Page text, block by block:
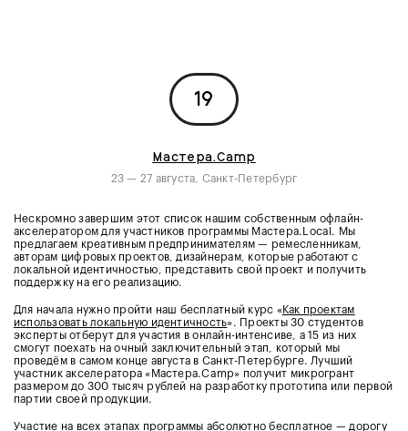
19
Мастера.Camp
23 — 27 августа, Санкт-Петербург
Нескромно завершим этот список нашим собственным офлайн-
акселератором для участников программы Мастера.Local. Мы
предлагаем креативным предпринимателям — ремесленникам,
авторам цифровых проектов, дизайнерам, которые работают с
локальной идентичностью, представить свой проект и получить
поддержку на его реализацию.
Для начала нужно пройти наш бесплатный курс «Как проектам
использовать локальную идентичность». Проекты 30 студентов
эксперты отберут для участия в онлайн-интенсиве, а 15 из них
смогут поехать на очный заключительный этап, который мы
проведём в самом конце августа в Санкт-Петербурге. Лучший
участник акселератора «Мастера.Camp» получит микрогрант
размером до 300 тысяч рублей на разработку прототипа или первой
партии своей продукции.
Участие на всех этапах программы абсолютно бесплатное — дорогу